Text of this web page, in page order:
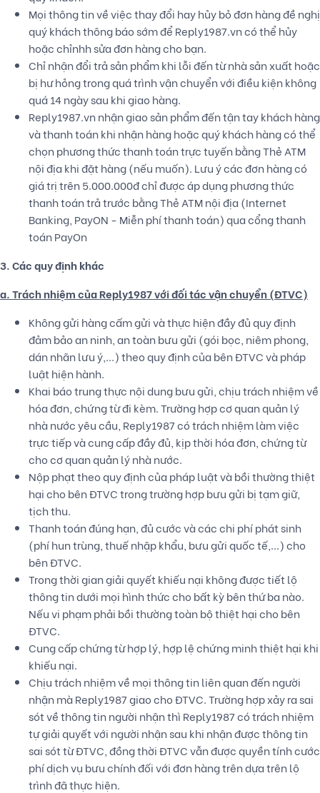
Mọi thông tin về việc thay đổi hay hủy bỏ đơn hàng đề nghị
quý khách thông báo sớm để Reply1987.vn có thể hủy
hoặc chỉnhh sửa đơn hàng cho bạn.
Chỉ nhận đổi trả sản phẩm khi lỗi đến từ nhà sản xuất hoặc
bị hư hỏng trong quá trình vận chuyển với điều kiện không
quá 14 ngày sau khi giao hàng.
Reply1987.vn nhận giao sản phẩm đến tận tay khách hàng
và thanh toán khi nhận hàng hoặc quý khách hàng có thể
chọn phương thức thanh toán trực tuyến bằng Thẻ ATM
nội địa khi đặt hàng (nếu muốn). Lưu ý các đơn hàng có
giá trị trên 5.000.000đ chỉ được áp dụng phương thức
thanh toán trả trước bằng Thẻ ATM nội địa (Internet
Banking, PayON - Miễn phí thanh toán) qua cổng thanh
toán PayOn
3. Các quy định khác
a. Trách nhiệm của Reply1987 với đối tác vận chuyển (ĐTVC)
Không gửi hàng cấm gửi và thực hiện đầy đủ quy định
đảm bảo an ninh, an toàn bưu gửi (gói bọc, niêm phong,
dán nhãn lưu ý,...) theo quy định của bên ĐTVC và pháp
luật hiện hành.
Khai báo trung thực nội dung bưu gửi, chịu trách nhiệm về
hóa đơn, chứng từ đi kèm. Trường hợp cơ quan quản lý
nhà nước yêu cầu, Reply1987 có trách nhiệm làm việc
trực tiếp và cung cấp đầy đủ, kịp thời hóa đơn, chứng từ
cho cơ quan quản lý nhà nước.
Nộp phạt theo quy định của pháp luật và bồi thường thiệt
hại cho bên ĐTVC trong trường hợp bưu gửi bị tạm giữ,
tịch thu.
Thanh toán đúng hạn, đủ cước và các chi phí phát sinh
(phí hun trùng, thuế nhập khẩu, bưu gửi quốc tế,...) cho
bên ĐTVC.
Trong thời gian giải quyết khiếu nại không được tiết lộ
thông tin dưới mọi hình thức cho bất kỳ bên thứ ba nào.
Nếu vi phạm phải bồi thường toàn bộ thiệt hại cho bên
ĐTVC.
Cung cấp chứng từ hợp lý, hợp lệ chứng minh thiệt hại khi
khiếu nại.
Chịu trách nhiệm về mọi thông tin liên quan đến người
nhận mà Reply1987 giao cho ĐTVC. Trường hợp xảy ra sai
sót về thông tin người nhận thì Reply1987 có trách nhiệm
tự giải quyết với người nhận sau khi nhận được thông tin
sai sót từ ĐTVC, đồng thời ĐTVC vẫn được quyền tính cước
phí dịch vụ bưu chính đối với đơn hàng trên dựa trên lộ
trình đã thực hiện.